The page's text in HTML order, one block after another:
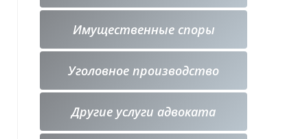
Имущественные споры
Уголовное производство
Другие услуги адвоката